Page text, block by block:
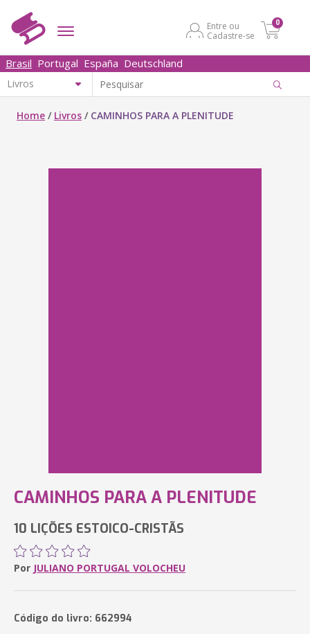
Entre ou
Cadastre-se
0
Brasil Portugal España Deutschland
Home / Livros / CAMINHOS PARA A PLENITUDE
CAMINHOS PARA A PLENITUDE
10 LIÇÕES ESTOICO-CRISTÃS
Por JULIANO PORTUGAL VOLOCHEU
Código do livro: 662994